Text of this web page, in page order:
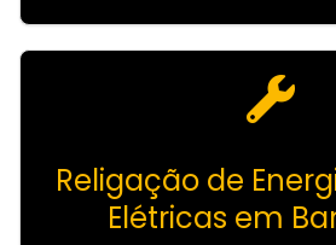
Religação de
Elétricas em